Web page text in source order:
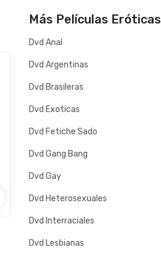
Más Películas Eróticas
Dvd Anal
Dvd Argentinas
Dvd Brasileras
Dvd Exoticas
Dvd Fetiche Sado
Dvd Gang Bang
Dvd Gay
Dvd Heterosexuales
Dvd Interraciales
Dvd Lesbianas